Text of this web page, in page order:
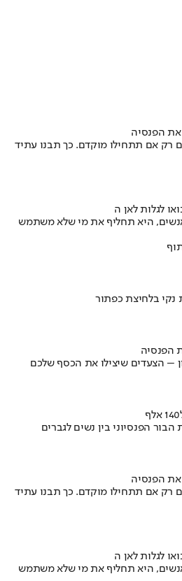
את הפנסיה
רק אם תתחילו מוקדם. כך תבנו עתיד
היא תחליף את מי שלא משתמש
נקי בלחיצת כפתור
הפנסיה
– הצעדים שיצילו את הכסף שלכם
הפנסיוני בין נשים לגברים
את הפנסיה
רק אם תתחילו מוקדם. כך תבנו עתיד
היא תחליף את מי שלא משתמש